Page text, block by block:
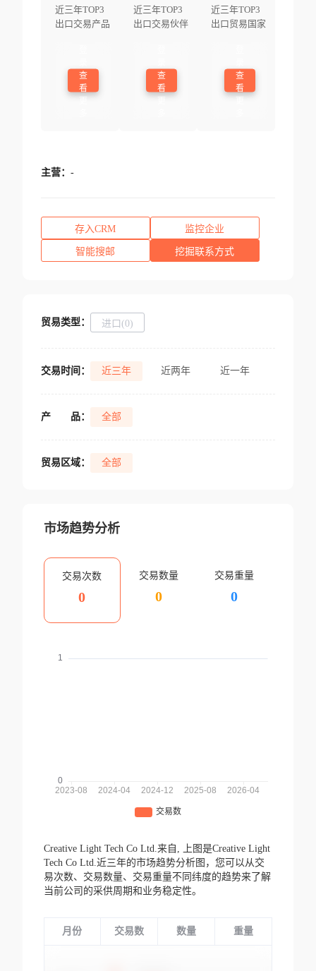
近三年TOP3
出口交易产品
查
看
近三年TOP3
出口交易伙伴
查
看
近三年TOP3
出口贸易国家
查
看
主营： -
存入CRM 监控企业
智能搜邮 挖掘联系方式
贸易类型： 进口(0)
交易时间： 近三年 近两年 近一年
产 品： 全部
贸易区域： 全部
市场趋势分析
交易次数
0
交易数量
0
交易重量
0
Creative Light Tech Co Ltd.来自,
上图是Creative Light
Tech Co Ltd.近三年的市场趋势分析图，您可以从交
易次数、交易数量、交易重量不同纬度的趋势来了解
当前公司的采供周期和业务稳定性。
月份 交易数 数量 重量